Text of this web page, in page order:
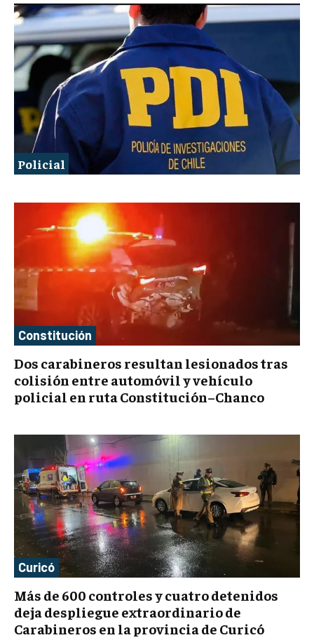
Policial
Constitución
Dos carabineros resultan lesionados tras
colisión entre automóvil y vehículo
policial en ruta Constitución–Chanco
Curicó
Más de 600 controles y cuatro detenidos
deja despliegue extraordinario de
Carabineros en la provincia de Curicó